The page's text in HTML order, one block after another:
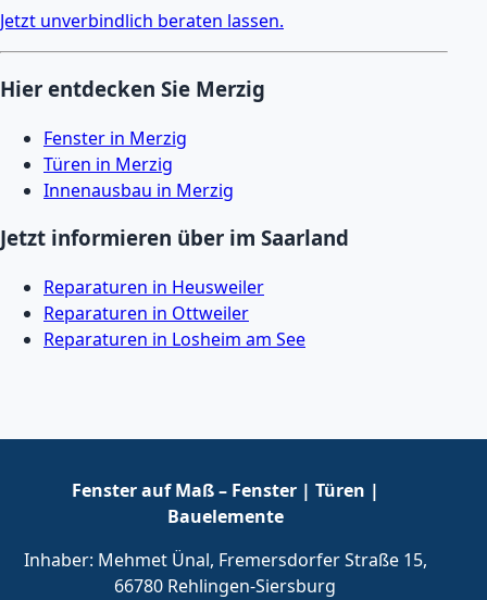
Jetzt unverbindlich beraten lassen.
Hier entdecken Sie Merzig
Fenster in Merzig
Türen in Merzig
Innenausbau in Merzig
Jetzt informieren über im Saarland
Reparaturen in Heusweiler
Reparaturen in Ottweiler
Reparaturen in Losheim am See
Fenster auf Maß – Fenster | Türen |
Bauelemente
Inhaber: Mehmet Ünal, Fremersdorfer Straße 15,
66780 Rehlingen-Siersburg